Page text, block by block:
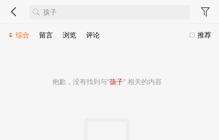
推荐
综合 留言 浏览 评论
抱歉，没有找到与“孩子” 相关的内容